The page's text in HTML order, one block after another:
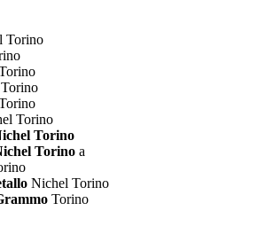
Torino
Torino
Torino
Torino a
Nichel Torino
Torino